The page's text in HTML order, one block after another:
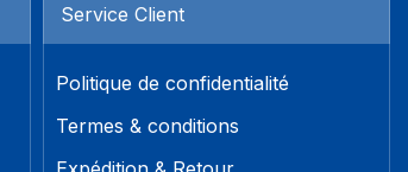
Service Client
Politique de confidentialité
Termes & conditions